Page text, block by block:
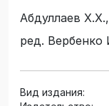
Абдуллаев
С.Р., Аксенов
К.П.,
Ахкубеков
ред. Вербенко
Вид издания: